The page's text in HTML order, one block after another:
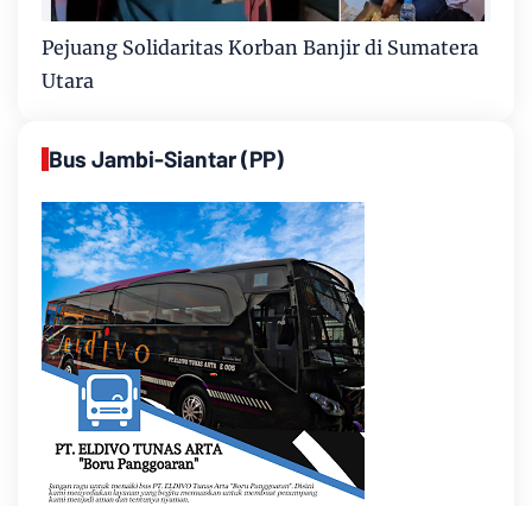
Pejuang Solidaritas Korban Banjir di Sumatera
Utara
Bus Jambi-Siantar (PP)